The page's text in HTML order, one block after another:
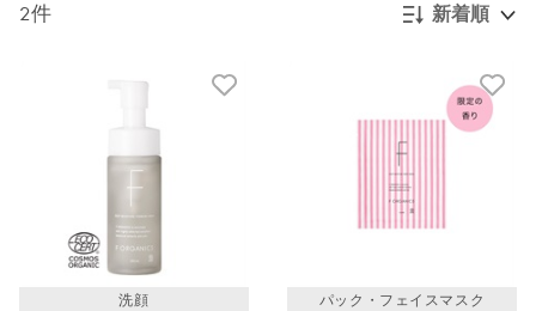
2件 新着順
レビューが多い順
洗顔 パック・フェイスマスク